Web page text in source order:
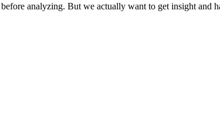
版されます
るための「異文化理解力」
analyzing. But we actually want to get insight and